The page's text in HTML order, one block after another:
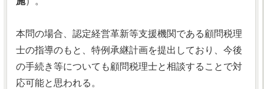
本問の場合、認定経営革新等支援機関である顧問税理
士の指導のもと、特例承継計画を提出しており、今後
の手続き等についても顧問税理士と相談することで対
応可能と思われる。